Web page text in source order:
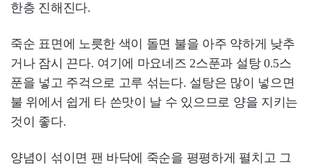
한층 진해진다.
죽순 표면에 노릇한 색이 돌면 불을 아주 약하게 낮추
거나 잠시 끈다. 여기에 마요네즈 2스푼과 설탕 0.5스
푼을 넣고 주걱으로 고루 섞는다. 설탕은 많이 넣으면
불 위에서 쉽게 타 쓴맛이 날 수 있으므로 양을 지키는
것이 좋다.
양념이 섞이면 팬 바닥에 죽순을 평평하게 펼치고 그